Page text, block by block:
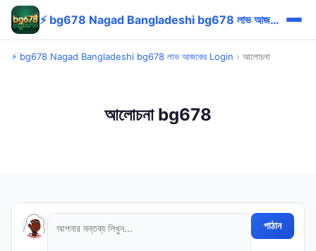
⚡ bg678 Nagad Bangladeshi bg678 লাভ আজকের Login
⚡ bg678 Nagad Bangladeshi bg678 লাভ আজকের Login › আলোচনা
আলোচনা bg678
পাঠান